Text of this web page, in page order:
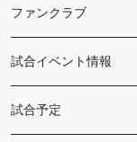
ファンクラブ
試合イベント情報
試合予定